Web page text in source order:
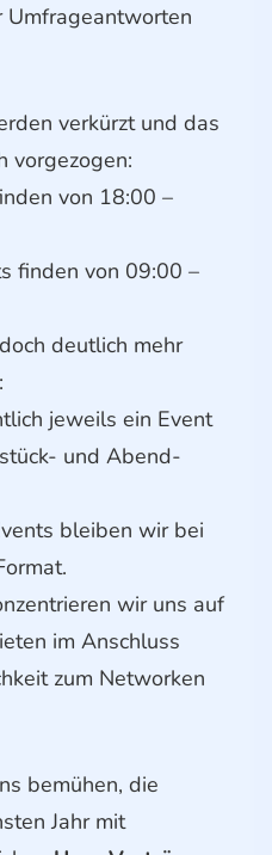
Umfrageantworten
verkürzt und das
vorgezogen:
von 18:00 –
finden von 09:00 –
deutlich mehr
jeweils ein Event
und Abend-
bleiben wir bei
wir uns auf
im Anschluss
zum Networken
bemühen, die
Jahr mit